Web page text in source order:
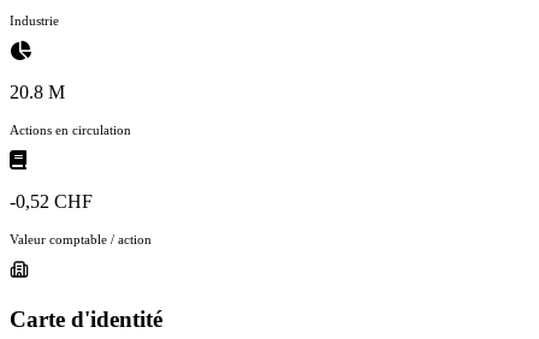
Industrie
20.8 M
Actions en circulation
-0,52 CHF
Valeur comptable / action
Carte d'identité